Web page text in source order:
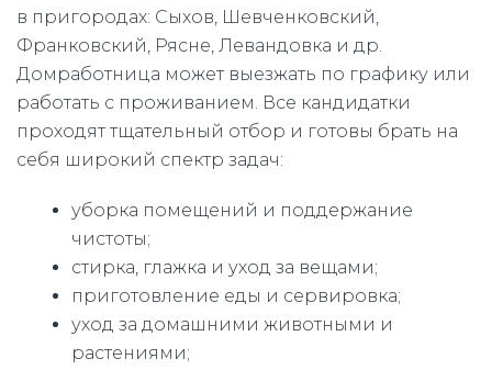
в пригородах: Сыхов, Шевченковский,
Франковский, Рясне, Левандовка и др.
Домработница может выезжать по графику или
работать с проживанием. Все кандидатки
проходят тщательный отбор и готовы брать на
себя широкий спектр задач:
уборка помещений и поддержание
чистоты;
стирка, глажка и уход за вещами;
приготовление еды и сервировка;
уход за домашними животными и
растениями;